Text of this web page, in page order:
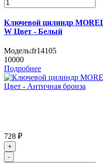
Ключевой цилиндр
W Цвет - Белый
Модель:fr14105
10000
Подробнее
728 ₽
+
-